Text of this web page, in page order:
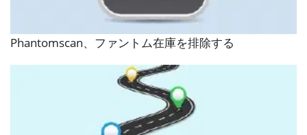
Phantomscan、ファントム在庫を排除する